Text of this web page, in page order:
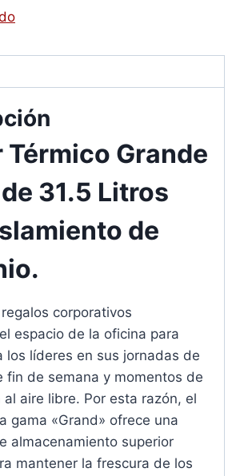
Térmico Grande
31.5 Litros
de
corporativos
espacio de la oficina para
los líderes en sus jornadas de
fin de semana y momentos de
al aire libre. Por esta razón, el
gama «Grand» ofrece una
almacenamiento superior
mantener la frescura de los